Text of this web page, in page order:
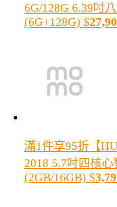
6G/128G 6.39吋
(6G+128G) $
滿1件享95折 【
2018 5.7吋四核心
(2GB/16GB) $